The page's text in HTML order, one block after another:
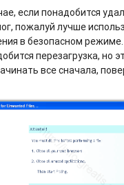
если понадобится
пожалуй лучше
в безопасном
перезагрузка, но
все сначала,